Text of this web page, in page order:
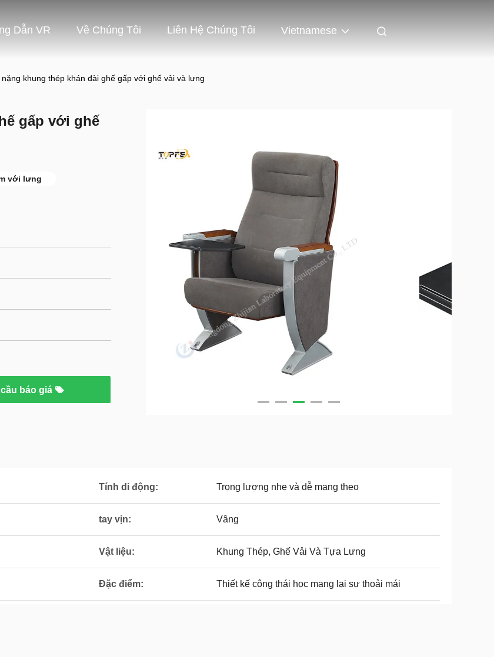
Dẫn VR Về Chúng Tôi Liên Hệ Chúng Tôi Vietnamese
khung thép khán đài ghế gấp với ghế vải và lưng
gấp với ghế
với lưng
báo giá
Tính di động: Trọng lượng nhẹ và dễ mang theo
tay vịn: Vâng
Vật liệu: Khung Thép, Ghế Vải Và Tựa Lưng
Đặc điểm: Thiết kế công thái học mang lại sự thoải mái